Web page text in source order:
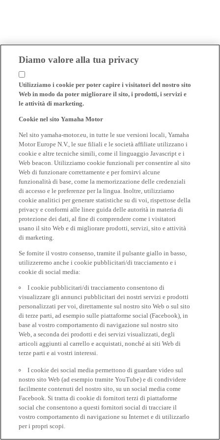
Diamo valore alla tua privacy
Utilizziamo i cookie per poter capire i visitatori del nostro sito
Web in modo da poter migliorare il sito, i prodotti, i servizi e
le attività di marketing.
Cookie nel sito Yamaha Motor
Nel sito yamaha-motor.eu, in tutte le sue versioni locali, Yamaha
Motor Europe N.V., le sue filiali e le società affiliate utilizzano i
cookie e altre tecniche simili, come il linguaggio Javascript e i
Web beacon. Utilizziamo cookie funzionali per consentire al sito
Web di funzionare correttamente e per fornirvi alcune
funzionalità di base, come la memorizzazione delle credenziali
di accesso e le preferenze per la lingua. Inoltre, utilizziamo
cookie analitici per generare statistiche su di voi, rispettose della
privacy e conformi alle linee guida delle autorità in materia di
protezione dei dati, al fine di comprendere come i visitatori
usano il sito Web e di migliorare prodotti, servizi, sito e attività
di marketing.
Se fornite il vostro consenso, tramite il pulsante giallo in basso,
utilizzeremo anche i cookie pubblicitari/di tracciamento e i
cookie di social media:
I cookie pubblicitari/di tracciamento consentono di
visualizzare gli annunci pubblicitari dei nostri servizi e prodotti
personalizzati per voi, direttamente sul nostro sito Web o sul sito
di terze parti, ad esempio sulle piattaforme social (Facebook), in
base al vostro comportamento di navigazione sul nostro sito
Web, a seconda dei prodotti e dei servizi visualizzati, degli
articoli aggiunti al carrello e acquistati, nonché ai siti Web di
terze parti e ai vostri interessi.
I cookie dei social media permettono di guardare video sul
nostro sito Web (ad esempio tramite YouTube) e di condividere
facilmente contenuti del nostro sito, su un social media come
Facebook. Si tratta di cookie di fornitori terzi di piattaforme
social che consentono a questi fornitori social di tracciare il
vostro comportamento di navigazione su Internet e di utilizzarlo
per i propri scopi.